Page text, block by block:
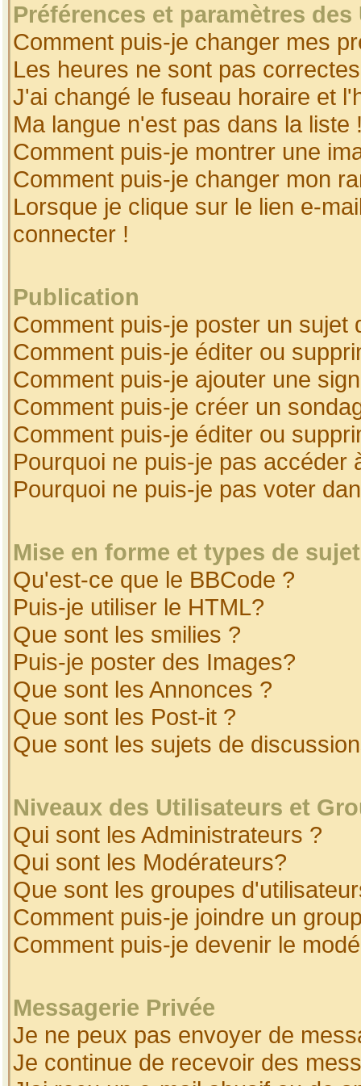
Préférences et paramètres
Comment puis-je changer mes
Les heures ne sont pas
J'ai changé le fuseau horaire et
Ma langue n'est pas dans la liste
Comment puis-je montrer une
Comment puis-je changer mon
Lorsque je clique sur le lien e-
connecter !
Publication
Comment puis-je poster un sujet
Comment puis-je éditer ou
Comment puis-je ajouter une
Comment puis-je créer un
Comment puis-je éditer ou
Pourquoi ne puis-je pas accéder
Pourquoi ne puis-je pas voter
Mise en forme et types de
Qu'est-ce que le BBCode ?
Puis-je utiliser le HTML?
Que sont les smilies ?
Puis-je poster des Images?
Que sont les Annonces ?
Que sont les Post-it ?
Que sont les sujets de
Niveaux des Utilisateurs et
Qui sont les Administrateurs ?
Qui sont les Modérateurs?
Que sont les groupes
Comment puis-je joindre un
Comment puis-je devenir le
Messagerie Privée
Je ne peux pas envoyer de
Je continue de recevoir des